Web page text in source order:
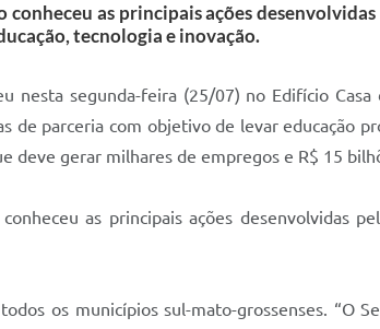
as principais ações
tecnologia e inovação.
nesta segunda-feira (25/07) no Edifício
de parceria com objetivo de levar educação
deve gerar milhares de empregos e R$ 15
as principais ações desenvolvidas
os municípios sul-mato-grossenses. “O